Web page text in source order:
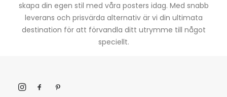
skapa din egen stil med våra posters idag. Med snabb
leverans och prisvärda alternativ är vi din ultimata
destination för att förvandla ditt utrymme till något
speciellt.